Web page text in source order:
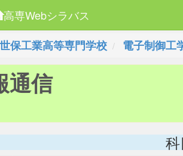
高専Webシラバス
保工業高等専門学校 電子制御工
通信